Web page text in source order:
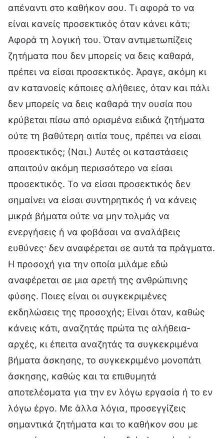
απέναντι στο καθήκον σου. Τι αφορά το να
είναι κανείς προσεκτικός όταν κάνει κάτι;
Αφορά τη λογική του. Όταν αντιμετωπίζεις
ζητήματα που δεν μπορείς να δεις καθαρά,
πρέπει να είσαι προσεκτικός. Άραγε, ακόμη κι
αν κατανοείς κάποιες αλήθειες, όταν και πάλι
δεν μπορείς να δεις καθαρά την ουσία που
κρύβεται πίσω από ορισμένα ειδικά ζητήματα
ούτε τη βαθύτερη αιτία τους, πρέπει να είσαι
προσεκτικός; (Ναι.) Αυτές οι καταστάσεις
απαιτούν ακόμη περισσότερο να είσαι
προσεκτικός. Το να είσαι προσεκτικός δεν
σημαίνει να είσαι συντηρητικός ή να κάνεις
μικρά βήματα ούτε να μην τολμάς να
ενεργήσεις ή να φοβάσαι να αναλάβεις
ευθύνες· δεν αναφέρεται σε αυτά τα πράγματα.
Η προσοχή για την οποία μιλάμε εδώ
αναφέρεται σε μια αρετή της ανθρώπινης
φύσης. Ποιες είναι οι συγκεκριμένες
εκδηλώσεις της προσοχής; Είναι όταν, καθώς
κάνεις κάτι, αναζητάς πρώτα τις αλήθεια-
αρχές, κι έπειτα αναζητάς τα συγκεκριμένα
βήματα άσκησης, το συγκεκριμένο μονοπάτι
άσκησης, καθώς και τα επιθυμητά
αποτελέσματα για την εν λόγω εργασία ή το εν
λόγω έργο. Με άλλα λόγια, προσεγγίζεις
σημαντικά ζητήματα και το καθήκον σου με